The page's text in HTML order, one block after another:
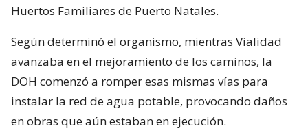
Huertos Familiares de Puerto Natales.
Según determinó el organismo, mientras Vialidad
avanzaba en el mejoramiento de los caminos, la
DOH comenzó a romper esas mismas vías para
instalar la red de agua potable, provocando daños
en obras que aún estaban en ejecución.